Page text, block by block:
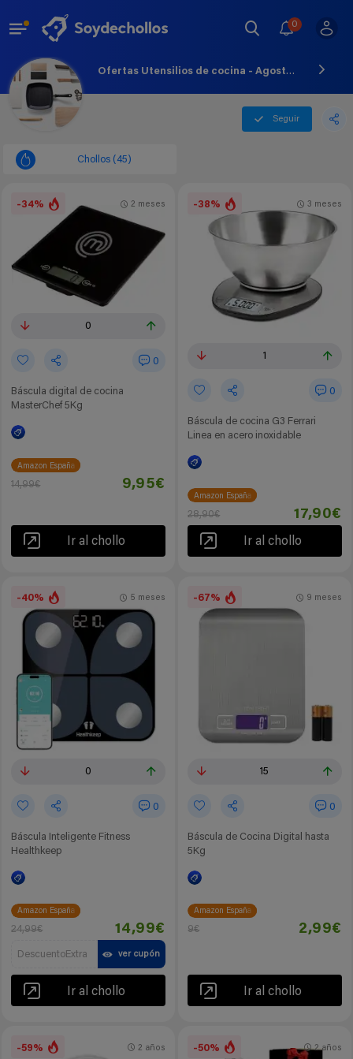
0
Ofertas Utensilios de cocina - Agosto - 2026
Seguir
Chollos (45)
-34%
0
0
Báscula digital de cocina
MasterChef 5Kg
2 meses
Amazon España
14,99€ 9,95€
Ir al chollo
-38%
1
0
Báscula de cocina G3 Ferrari
Linea en acero inoxidable
3 meses
Amazon España
28,90€ 17,90€
Ir al chollo
-40%
0
0
Báscula Inteligente Fitness
Healthkeep
5 meses
Amazon España
24,99€ 14,99€
DescuentoExtra ver cupón
Ir al chollo
-67%
15
0
Báscula de Cocina Digital hasta
5Kg
9 meses
Amazon España
9€ 2,99€
Ir al chollo
-59% 2 años -50% 2 años